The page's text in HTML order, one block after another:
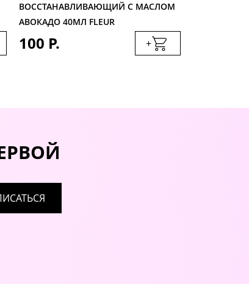
ВОССТАНАВЛИВАЮЩИЙ С МАСЛОМ
АВОКАДО 40МЛ FLEUR
100 Р. +